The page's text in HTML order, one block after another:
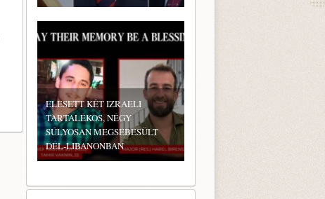
ELESETT KÉT IZRAELI
TARTALÉKOS, NÉGY
SÚLYOSAN MEGSEBESÜLT
DÉL-LIBANONBAN